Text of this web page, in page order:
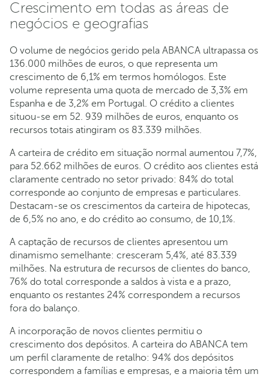
Crescimento em todas as áreas de
negócios e geografias
O volume de negócios gerido pela ABANCA ultrapassa os
136.000 milhões de euros, o que representa um
crescimento de 6,1% em termos homólogos. Este
volume representa uma quota de mercado de 3,3% em
Espanha e de 3,2% em Portugal. O crédito a clientes
situou-se em 52. 939 milhões de euros, enquanto os
recursos totais atingiram os 83.339 milhões.
A carteira de crédito em situação normal aumentou 7,7%,
para 52.662 milhões de euros. O crédito aos clientes está
claramente centrado no setor privado: 84% do total
corresponde ao conjunto de empresas e particulares.
Destacam-se os crescimentos da carteira de hipotecas,
de 6,5% no ano, e do crédito ao consumo, de 10,1%.
A captação de recursos de clientes apresentou um
dinamismo semelhante: cresceram 5,4%, até 83.339
milhões. Na estrutura de recursos de clientes do banco,
76% do total corresponde a saldos à vista e a prazo,
enquanto os restantes 24% correspondem a recursos
fora do balanço.
A incorporação de novos clientes permitiu o
crescimento dos depósitos. A carteira do ABANCA tem
um perfil claramente de retalho: 94% dos depósitos
correspondem a famílias e empresas, e a maioria têm um